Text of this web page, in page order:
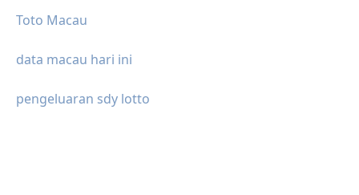
Toto Macau
data macau hari ini
pengeluaran sdy lotto